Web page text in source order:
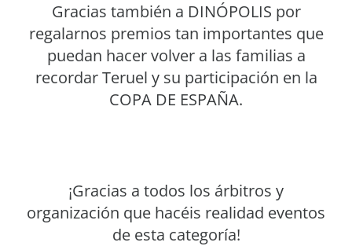
Gracias también a DINÓPOLIS por
regalarnos premios tan importantes que
puedan hacer volver a las familias a
recordar Teruel y su participación en la
COPA DE ESPAÑA.
¡Gracias a todos los árbitros y
organización que hacéis realidad eventos
de esta categoría!